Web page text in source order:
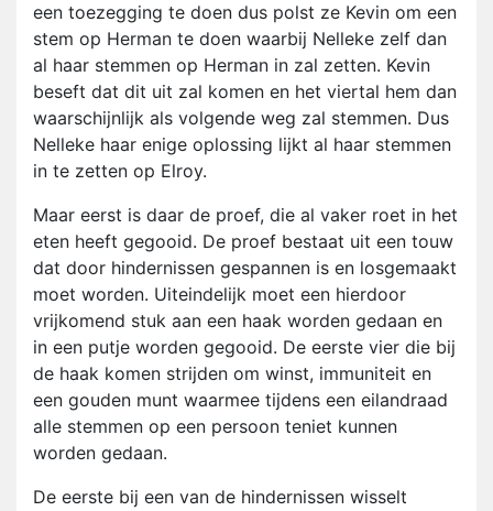
een toezegging te doen dus polst ze Kevin om een
stem op Herman te doen waarbij Nelleke zelf dan
al haar stemmen op Herman in zal zetten. Kevin
beseft dat dit uit zal komen en het viertal hem dan
waarschijnlijk als volgende weg zal stemmen. Dus
Nelleke haar enige oplossing lijkt al haar stemmen
in te zetten op Elroy.
Maar eerst is daar de proef, die al vaker roet in het
eten heeft gegooid. De proef bestaat uit een touw
dat door hindernissen gespannen is en losgemaakt
moet worden. Uiteindelijk moet een hierdoor
vrijkomend stuk aan een haak worden gedaan en
in een putje worden gegooid. De eerste vier die bij
de haak komen strijden om winst, immuniteit en
een gouden munt waarmee tijdens een eilandraad
alle stemmen op een persoon teniet kunnen
worden gedaan.
De eerste bij een van de hindernissen wisselt